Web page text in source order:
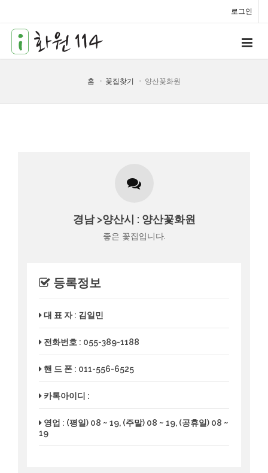
로그인
홈 꽃집찾기 양산꽃화원
경남 >양산시 : 양산꽃화원
좋은 꽃집입니다.
등록정보
대 표 자 : 김일민
전화번호 : 055-389-1188
핸 드 폰 : 011-556-6525
카톡아이디 :
영업 : (평일) 08 ~ 19, (주말) 08 ~ 19, (공휴일) 08 ~
19